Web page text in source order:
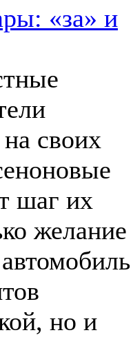
«за» и
своих
шаг их
желание
но и